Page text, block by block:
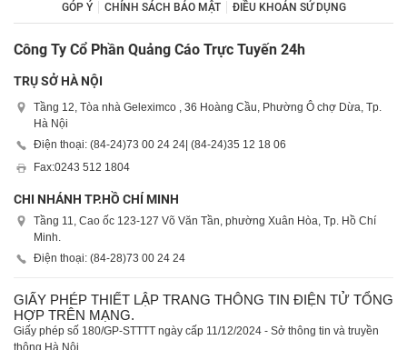
GÓP Ý CHÍNH SÁCH BẢO MẬT ĐIỀU KHOẢN SỬ DỤNG
Công Ty Cổ Phần Quảng Cáo Trực Tuyến 24h
TRỤ SỞ HÀ NỘI
Tầng 12, Tòa nhà Geleximco , 36 Hoàng Cầu, Phường Ô chợ Dừa, Tp.
Hà Nội
Điện thoại: (84-24)73 00 24 24 | (84-24)35 12 18 06
Fax:0243 512 1804
CHI NHÁNH TP.HỒ CHÍ MINH
Tầng 11, Cao ốc 123-127 Võ Văn Tần, phường Xuân Hòa, Tp. Hồ Chí
Minh.
Điện thoại: (84-28)73 00 24 24
GIẤY PHÉP THIẾT LẬP TRANG THÔNG TIN ĐIỆN TỬ TỔNG
HỢP TRÊN MẠNG.
Giấy phép số 180/GP-STTTT ngày cấp 11/12/2024 - Sở thông tin và truyền